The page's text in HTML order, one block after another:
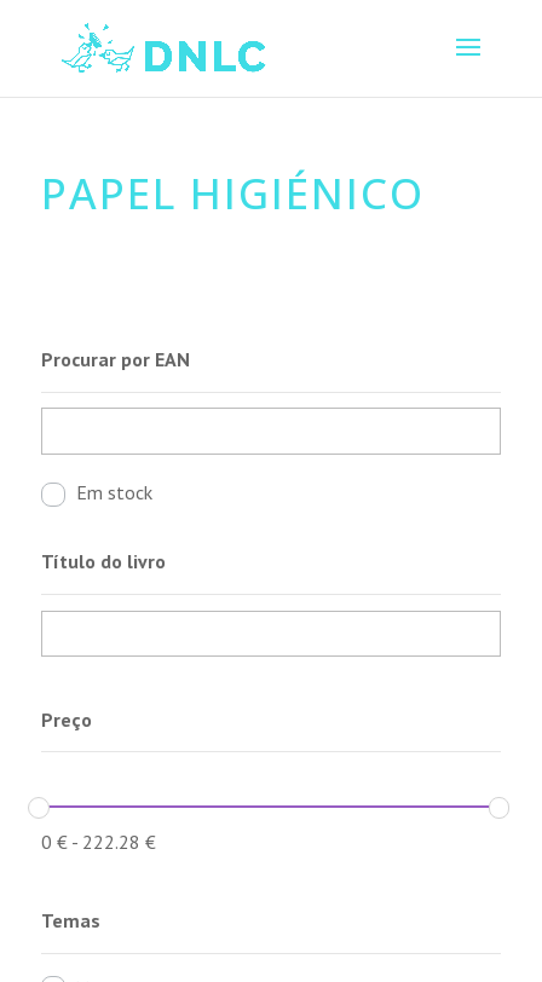
PAPEL HIGIÉNICO
Procurar por EAN
Em stock
Título do livro
Preço
0 €- 222.28 €
Temas